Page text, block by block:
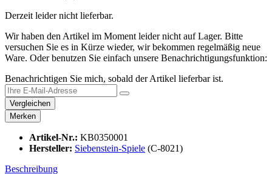
Derzeit leider nicht lieferbar.
Wir haben den Artikel im Moment leider nicht auf Lager. Bitte
versuchen Sie es in Kürze wieder, wir bekommen regelmäßig neue
Ware. Oder benutzen Sie einfach unsere Benachrichtigungsfunktion:
Benachrichtigen Sie mich, sobald der Artikel lieferbar ist.
Vergleichen
Merken
Artikel-Nr.: KB0350001
Hersteller: Siebenstein-Spiele (C-8021)
Beschreibung